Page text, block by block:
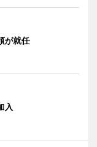
が就任
入